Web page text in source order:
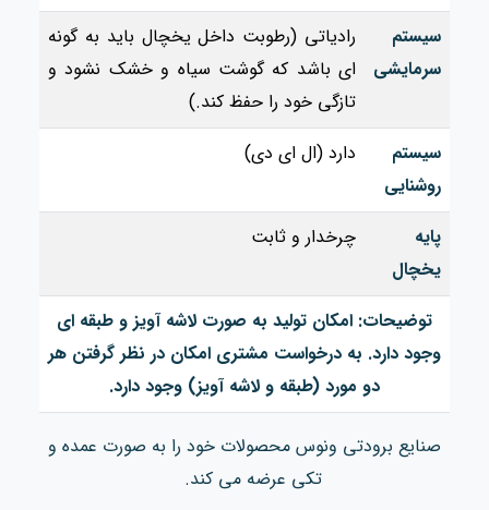
سیستم
سرمایشی
رادیاتی (رطوبت داخل یخچال باید به گونه
ای باشد که گوشت سیاه و خشک نشود و
تازگی خود را حفظ کند.)
سیستم
روشنایی
دارد (ال ای دی)
پایه
یخچال
چرخدار و ثابت
توضیحات: امکان تولید به صورت لاشه آویز و طبقه ای
وجود دارد. به درخواست مشتری امکان در نظر گرفتن هر
دو مورد (طبقه و لاشه آویز) وجود دارد.
صنایع برودتی ونوس محصولات خود را به صورت عمده و
تکی عرضه می کند.